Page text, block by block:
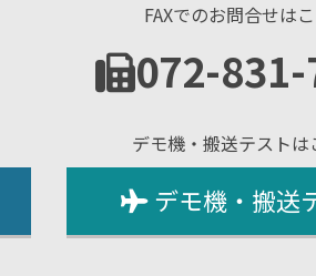
FAXでのお問合せは
072-
デモ機・搬送テストは
デモ機・搬送